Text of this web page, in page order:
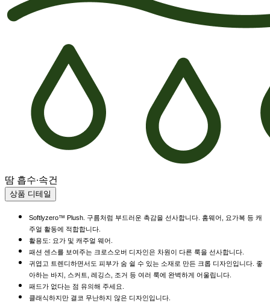
땀 흡수·속건
상품 디테일
Softlyzero™ Plush. 구름처럼 부드러운 촉감을 선사합니다. 홈웨어, 요가복 등 캐
주얼 활동에 적합합니다.
활용도: 요가 및 캐주얼 웨어.
패션 센스를 보여주는 크로스오버 디자인은 차원이 다른 룩을 선사합니다.
귀엽고 트렌디하면서도 피부가 숨 쉴 수 있는 소재로 만든 크롭 디자인입니다. 좋
아하는 바지, 스커트, 레깅스, 조거 등 여러 룩에 완벽하게 어울립니다.
패드가 없다는 점 유의해 주세요.
클래식하지만 결코 무난하지 않은 디자인입니다.